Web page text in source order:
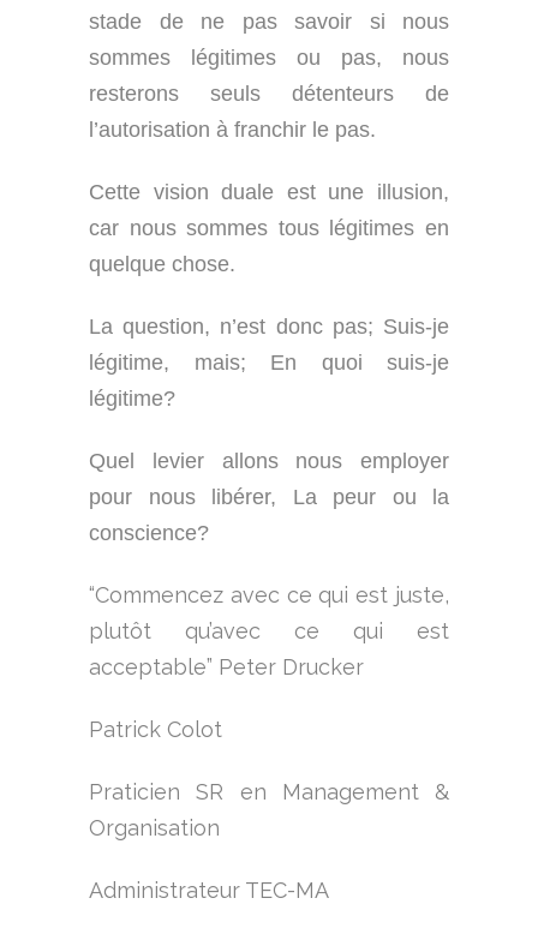
stade de ne pas savoir si nous
sommes légitimes ou pas, nous
resterons seuls détenteurs de
l’autorisation à franchir le pas.
Cette vision duale est une illusion,
car nous sommes tous légitimes en
quelque chose.
La question, n’est donc pas; Suis-je
légitime, mais; En quoi suis-je
légitime?
Quel levier allons nous employer
pour nous libérer, La peur ou la
conscience?
“Commencez avec ce qui est juste,
plutôt qu’avec ce qui est
acceptable” Peter Drucker
Patrick Colot
Praticien SR en Management &
Organisation
Administrateur TEC-MA